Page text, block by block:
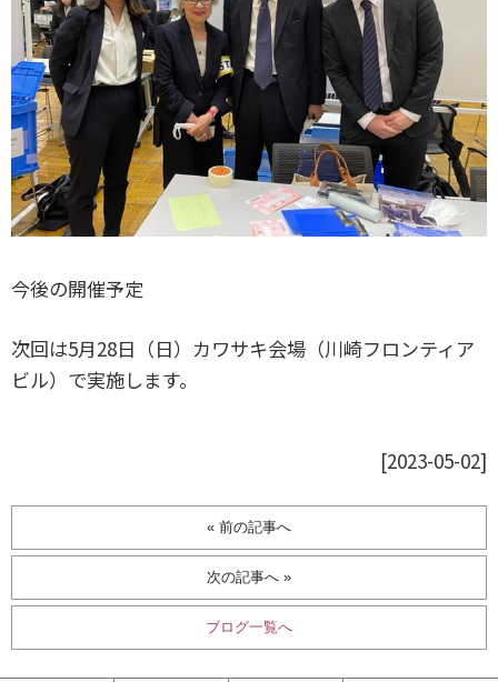
今後の開催予定
次回は5月28日（日）カワサキ会場（川崎フロンティア
ビル）で実施します。
[2023-05-02]
« 前の記事へ
次の記事へ »
ブログ一覧へ